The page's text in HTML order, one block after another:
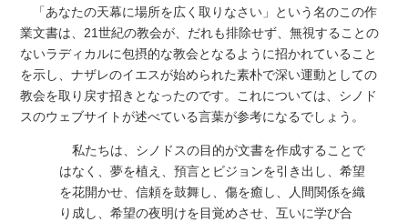
「あなたの天幕に場所を広く取りなさい」という名のこの作
業文書は、21世紀の教会が、だれも排除せず、無視することの
ないラディカルに包摂的な教会となるように招かれていること
を示し、ナザレのイエスが始められた素朴で深い運動としての
教会を取り戻す招きとなったのです。これについては、シノド
スのウェブサイトが述べている言葉が参考になるでしょう。
私たちは、シノドスの目的が文書を作成することで
はなく、夢を植え、預言とビジョンを引き出し、希望
を花開かせ、信頼を鼓舞し、傷を癒し、人間関係を織
り成し、希望の夜明けを目覚めさせ、互いに学び合